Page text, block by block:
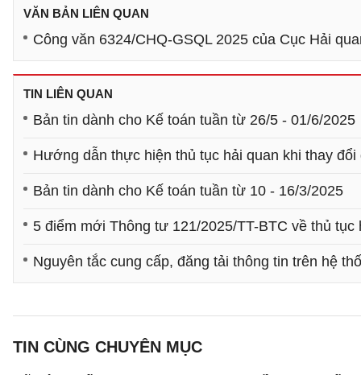
VĂN BẢN LIÊN QUAN
Công văn 6324/CHQ-GSQL 2025 của Cục Hải
TIN LIÊN QUAN
Bản tin dành cho Kế toán tuần từ 26/5 - 01/6/2025
Hướng dẫn thực hiện thủ tục hải quan khi thay
Bản tin dành cho Kế toán tuần từ 10 - 16/3/2025
5 điểm mới Thông tư 121/2025/TT-BTC về thủ tục
Nguyên tắc cung cấp, đăng tải thông tin trên hệ
TIN CÙNG CHUYÊN MỤC